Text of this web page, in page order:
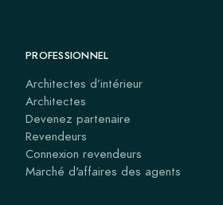
PROFESSIONNEL
Architectes d’intérieur
Architectes
Devenez partenaire
Revendeurs
Connexion revendeurs
Marché d'affaires des agents